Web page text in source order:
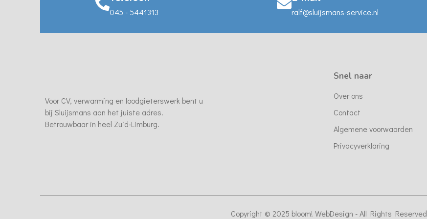
045 - 5441313 ralf@sluijsmans-service.nl
Voor CV, verwarming en loodgieterswerk bent u
bij Sluijsmans aan het juiste adres.
Betrouwbaar in heel Zuid-Limburg.
Snel naar
Over ons
Contact
Algemene voorwaarden
Privacyverklaring
Copyright © 2025 bloom! WebDesign - All Rights Reserved